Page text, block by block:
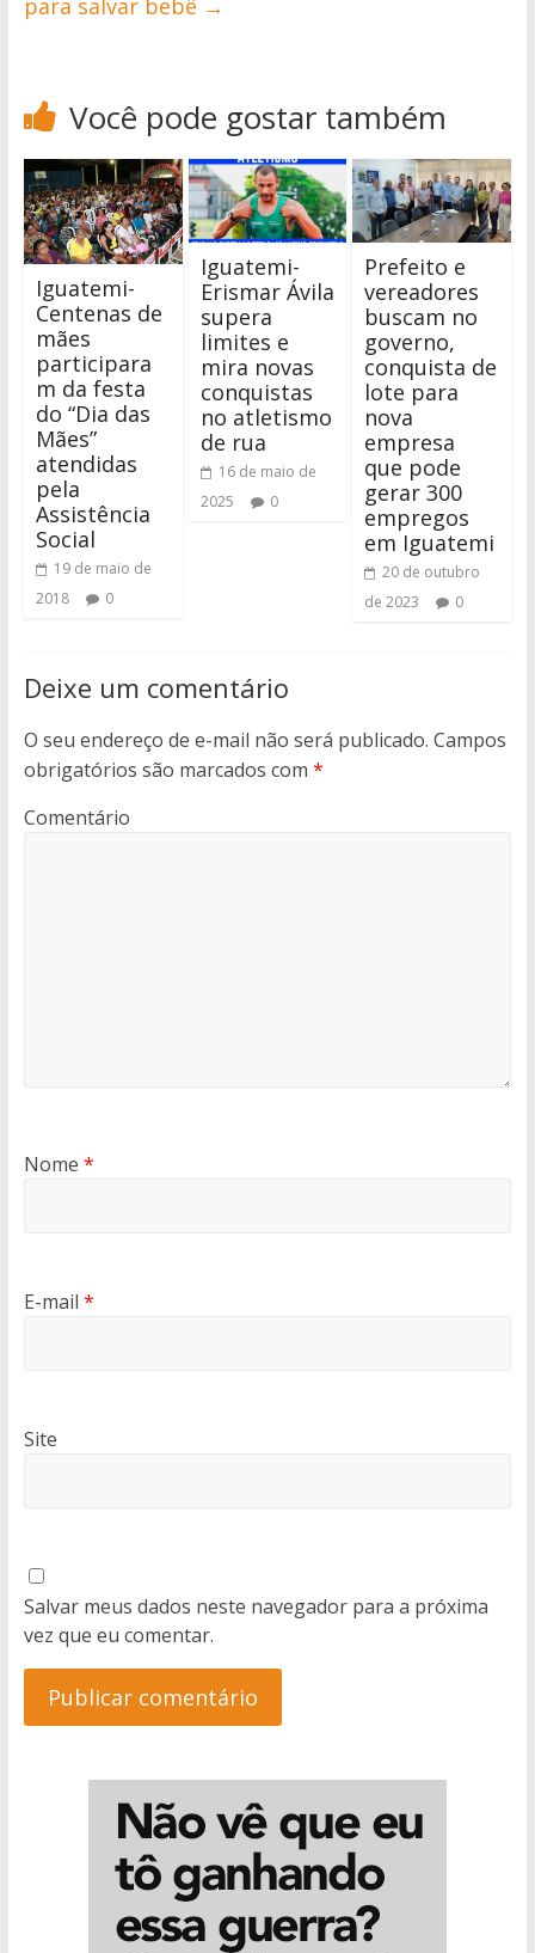
Você pode gostar também
Iguatemi-
Centenas de
mães
participara
m da festa
do “Dia das
Mães”
atendidas
pela
Assistência
Social
19 de maio de
2018
0
Iguatemi-
Erismar Ávila
supera
limites e
mira novas
conquistas
no atletismo
de rua
16 de maio de
2025
0
Prefeito e
vereadores
buscam no
governo,
conquista de
lote para
nova
empresa
que pode
gerar 300
empregos
em Iguatemi
20 de outubro
de 2023
0
Deixe um comentário
O seu endereço de e-mail não será publicado. Campos
obrigatórios são marcados com *
Comentário
Nome *
E-mail *
Site
Salvar meus dados neste navegador para a próxima
vez que eu comentar.